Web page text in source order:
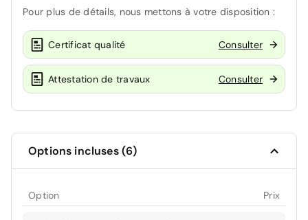
Pour plus de détails, nous mettons à votre disposition :
Certificat qualité Consulter
Attestation de travaux Consulter
Options incluses (6)
Option Prix